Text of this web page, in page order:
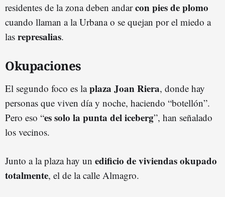
residentes de la zona deben andarcon pies de plomo
cuando llaman a la Urbana o se quejan por el miedo a
las represalias.
Okupaciones
El segundo foco es laplaza Joan Riera, donde hay
personas que viven día y noche, haciendo “botellón”.
Pero eso “es solo la punta del iceberg”, han señalado
los vecinos.
Junto a la plaza hay un edificio de viviendas okupado
totalmente, el de la calle Almagro.